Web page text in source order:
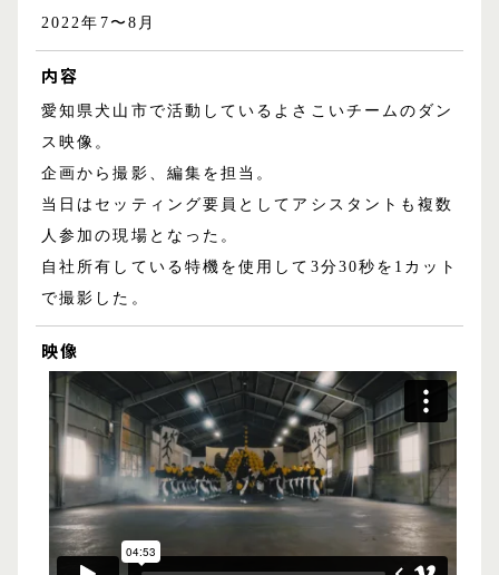
2022年7〜8月
内容
愛知県犬山市で活動しているよさこいチームのダン
ス映像。
企画から撮影、編集を担当。
当日はセッティング要員としてアシスタントも複数
人参加の現場となった。
自社所有している特機を使用して3分30秒を1カット
で撮影した。
映像